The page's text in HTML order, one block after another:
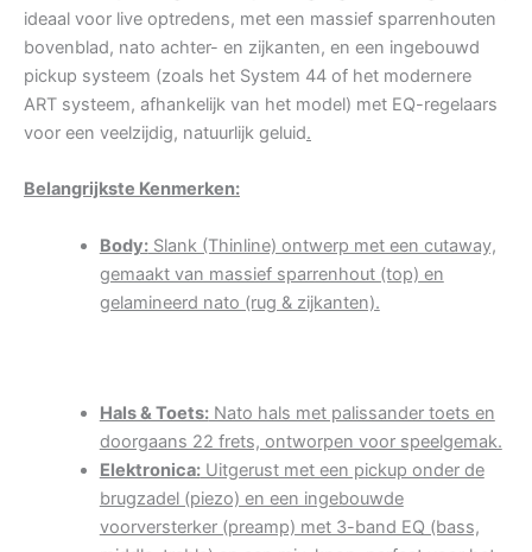
ideaal voor live optredens, met een massief sparrenhouten
bovenblad, nato achter- en zijkanten, en een ingebouwd
pickup systeem (zoals het System 44 of het modernere
ART systeem, afhankelijk van het model) met EQ-regelaars
voor een veelzijdig, natuurlijk geluid.
Belangrijkste Kenmerken:
Body:Slank (Thinline) ontwerp met een cutaway,
gemaakt van massief sparrenhout (top) en
gelamineerd nato (rug & zijkanten).
Hals & Toets:Nato hals met palissander toets en
doorgaans 22 frets, ontworpen voor speelgemak.
Elektronica:Uitgerust met een pickup onder de
brugzadel (piezo) en een ingebouwde
voorversterker (preamp) met 3-band EQ (bass,